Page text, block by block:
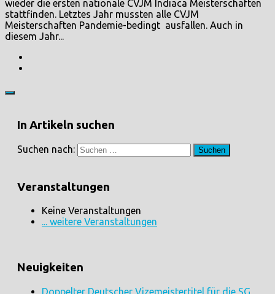
wieder die ersten nationale CVJM Indiaca Meisterschaften
stattfinden. Letztes Jahr mussten alle CVJM
Meisterschaften Pandemie-bedingt ausfallen. Auch in
diesem Jahr...
In Artikeln suchen
Suchen nach:
Veranstaltungen
Keine Veranstaltungen
... weitere Veranstaltungen
Neuigkeiten
Doppelter Deutscher Vizemeistertitel für die SG